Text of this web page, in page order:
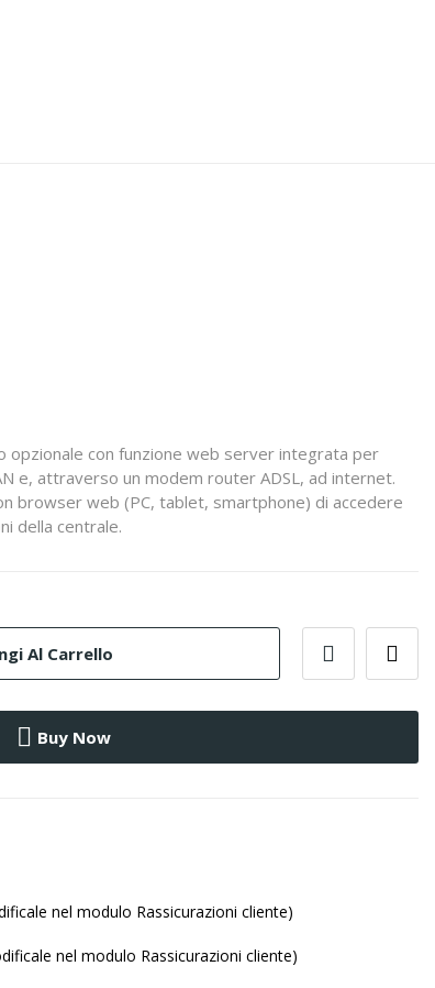
opzionale con funzione web server integrata per
e, attraverso un modem router ADSL, ad internet.
browser web (PC, tablet, smartphone) di accedere
della centrale.
Al Carrello
Buy Now
nel modulo Rassicurazioni cliente)
nel modulo Rassicurazioni cliente)